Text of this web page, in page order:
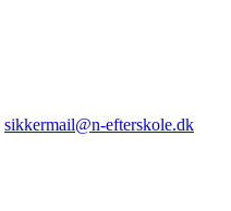
sikkermail@n-efterskole.dk